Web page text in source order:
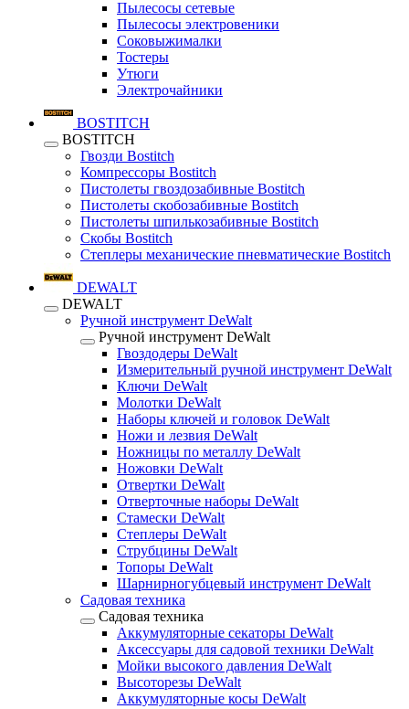
Пылесосы сетевые
Пылесосы электровеники
Соковыжималки
Тостеры
Утюги
Электрочайники
BOSTITCH
BOSTITCH
Гвозди Bostitch
Компрессоры Bostitch
Пистолеты гвоздозабивные Bostitch
Пистолеты скобозабивные Bostitch
Пистолеты шпилькозабивные Bostitch
Скобы Bostitch
Степлеры механические пневматические Bostitch
DEWALT
DEWALT
Ручной инструмент DeWalt
Ручной инструмент DeWalt
Гвоздодеры DeWalt
Измерительный ручной инструмент DeWalt
Ключи DeWalt
Молотки DeWalt
Наборы ключей и головок DeWalt
Ножи и лезвия DeWalt
Ножницы по металлу DeWalt
Ножовки DeWalt
Отвертки DeWalt
Отверточные наборы DeWalt
Стамески DeWalt
Степлеры DeWalt
Струбцины DeWalt
Топоры DeWalt
Шарнирногубцевый инструмент DeWalt
Садовая техника
Садовая техника
Аккумуляторные секаторы DeWalt
Аксессуары для садовой техники DeWalt
Мойки высокого давления DeWalt
Высоторезы DeWalt
Аккумуляторные косы DeWalt